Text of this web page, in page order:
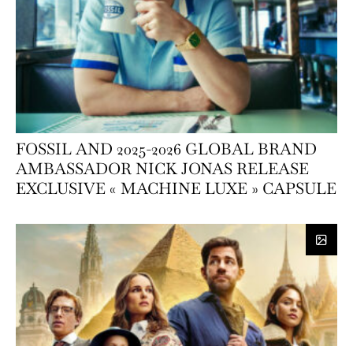
FOSSIL AND 2025-2026 GLOBAL BRAND
AMBASSADOR NICK JONAS RELEASE
EXCLUSIVE « MACHINE LUXE » CAPSULE